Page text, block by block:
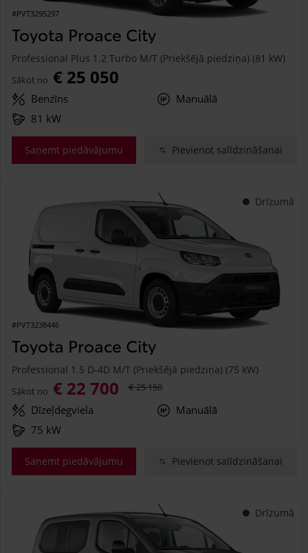
#PVT3295297
Toyota Proace City
Professional Plus 1.2 Turbo M/T (Priekšējā piedziņa) (81 kW)
Sākot no € 25 050
Benzīns
Manuālā
81 kW
Saņemt piedāvājumu Pievienot salīdzināšanai
Drīzumā
#PVT3238446
Toyota Proace City
Professional 1.5 D-4D M/T (Priekšējā piedziņa) (75 kW)
Sākot no € 22 700 € 25 150
Dīzeļdegviela
Manuālā
75 kW
Saņemt piedāvājumu Pievienot salīdzināšanai
Drīzumā